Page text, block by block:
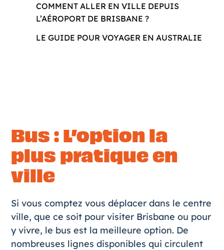
COMMENT ALLER EN VILLE DEPUIS
L’AÉROPORT DE BRISBANE ?
LE GUIDE POUR VOYAGER EN AUSTRALIE
Bus : L’option la
plus pratique en
ville
Si vous comptez vous déplacer dans le centre
ville, que ce soit pour visiter Brisbane ou pour
y vivre, le bus est la meilleure option. De
nombreuses lignes disponibles qui circulent